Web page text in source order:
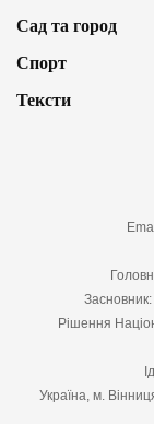
Сад та город
Спорт
Тексти
Рішення
Україна, м.